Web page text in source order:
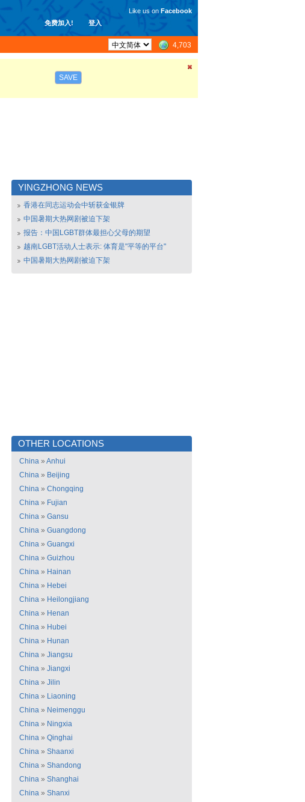
免费加入! 登入
Like us on Facebook
4,703
SAVE
YINGZHONG NEWS
香港在同志运动会中斩获金银牌
中国暑期大热网剧被迫下架
报告：中国LGBT群体最担心父母的期望
越南LGBT活动人士表示: 体育是"平等的平台"
中国暑期大热网剧被迫下架
OTHER LOCATIONS
China » Anhui
China » Beijing
China » Chongqing
China » Fujian
China » Gansu
China » Guangdong
China » Guangxi
China » Guizhou
China » Hainan
China » Hebei
China » Heilongjiang
China » Henan
China » Hubei
China » Hunan
China » Jiangsu
China » Jiangxi
China » Jilin
China » Liaoning
China » Neimenggu
China » Ningxia
China » Qinghai
China » Shaanxi
China » Shandong
China » Shanghai
China » Shanxi